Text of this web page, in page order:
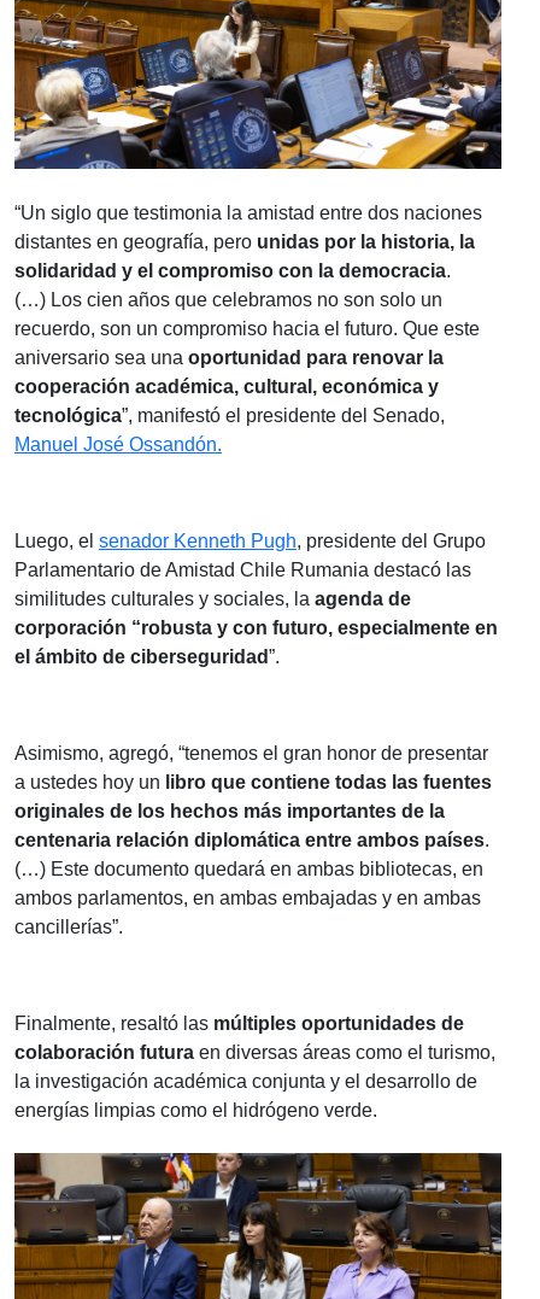
“Un siglo que testimonia la amistad entre dos naciones
distantes en geografía, pero unidas por la historia, la
solidaridad y el compromiso con la democracia.
(…) Los cien años que celebramos no son solo un
recuerdo, son un compromiso hacia el futuro. Que este
aniversario sea una oportunidad para renovar la
cooperación académica, cultural, económica y
tecnológica”, manifestó el presidente del Senado,
Manuel José Ossandón.
Luego, el senador Kenneth Pugh, presidente del Grupo
Parlamentario de Amistad Chile Rumania destacó las
similitudes culturales y sociales, la agenda de
corporación “robusta y con futuro, especialmente en
el ámbito de ciberseguridad”.
Asimismo, agregó, “tenemos el gran honor de presentar
a ustedes hoy un libro que contiene todas las fuentes
originales de los hechos más importantes de la
centenaria relación diplomática entre ambos países.
(…) Este documento quedará en ambas bibliotecas, en
ambos parlamentos, en ambas embajadas y en ambas
cancillerías”.
Finalmente, resaltó las múltiples oportunidades de
colaboración futura en diversas áreas como el turismo,
la investigación académica conjunta y el desarrollo de
energías limpias como el hidrógeno verde.